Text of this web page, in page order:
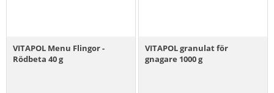
VITAPOL Menu Flingor -
Rödbeta 40 g
VITAPOL granulat för
gnagare 1000 g